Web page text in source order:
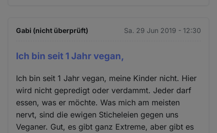
Gabi (nicht überprüft) Sa. 29 Jun 2019 - 12:30
Ich bin seit 1 Jahr vegan,
Ich bin seit 1 Jahr vegan, meine Kinder nicht. Hier
wird nicht gepredigt oder verdammt. Jeder darf
essen, was er möchte. Was mich am meisten
nervt, sind die ewigen Sticheleien gegen uns
Veganer. Gut, es gibt ganz Extreme, aber gibt es